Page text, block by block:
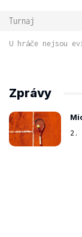
Turnaj
U hráče nejsou
Zprávy
2.